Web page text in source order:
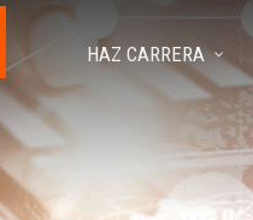
HAZ CARRERA